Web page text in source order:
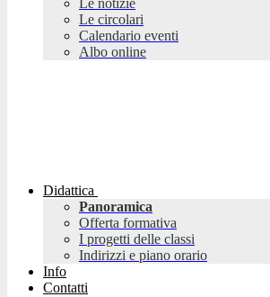
Le notizie
Le circolari
Calendario eventi
Albo online
Didattica
Panoramica
Offerta formativa
I progetti delle classi
Indirizzi e piano orario
Info
Contatti